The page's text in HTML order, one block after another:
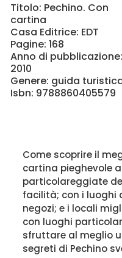
Titolo: Pechino. Con
cartina
Casa Editrice: EDT
Pagine: 168
Anno di pubblicazione:
2010
Genere: guida
Isbn: 9788860405579
Come scoprire il
cartina pieghevole
particolareggiate
facilità; con i luoghi
negozi; e i locali
con luoghi
sfruttare al meglio
segreti di Pechino